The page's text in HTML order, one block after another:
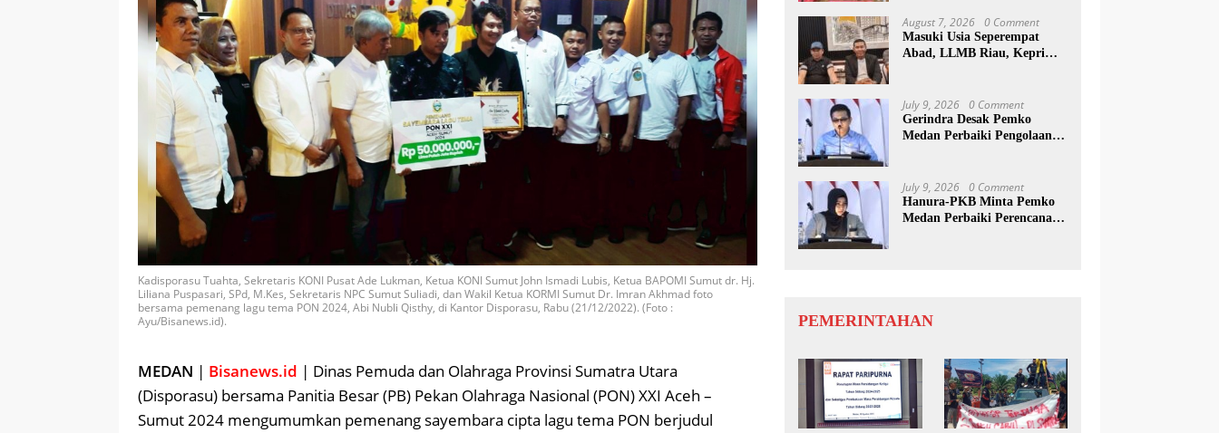
Kadisporasu Tuahta, Sekretaris KONI Pusat Ade Lukman, Ketua KONI Sumut John Ismadi Lubis, Ketua BAPOMI Sumut dr. Hj.
Liliana Puspasari, SPd, M.Kes, Sekretaris NPC Sumut Suliadi, dan Wakil Ketua KORMI Sumut Dr. Imran Akhmad foto
bersama pemenang lagu tema PON 2024, Abi Nubli Qisthy, di Kantor Disporasu, Rabu (21/12/2022). (Foto :
Ayu/Bisanews.id).
MEDAN | Bisanews.id | Dinas Pemuda dan Olahraga Provinsi Sumatra Utara
(Disporasu) bersama Panitia Besar (PB) Pekan Olahraga Nasional (PON) XXI Aceh –
Sumut 2024 mengumumkan pemenang sayembara cipta lagu tema PON berjudul
August 7, 2026 0 Comment
Masuki Usia Seperempat
Abad, LLMB Riau, Kepri
July 9, 2026 0 Comment
Gerindra Desak Pemko
Medan Perbaiki Pengolaan
July 9, 2026 0 Comment
Hanura-PKB Minta Pemko
Medan Perbaiki Perencanaan
PEMERINTAHAN